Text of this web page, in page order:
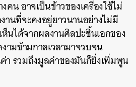
คน อาจเป็นข้าวของเครื่องใช้ไม่
านที่จะคงอยู่ยาวนานอย่างไม่มี
ห็นได้จากผลงานศิลปะชิ้นเอกของ
ามข้ามกาลเวลามาจวบจน
รวมถึงมูลค่าของมันก็ยิ่งเพิ่มพูน